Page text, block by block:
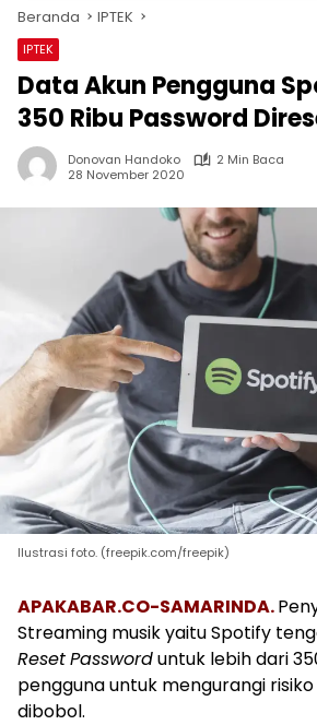
Beranda IPTEK
IPTEK
Data Akun Pengguna
350 Ribu Password
Donovan Handoko
2 Min Baca
28 November 2020
Ilustrasi foto. (freepik.com/freepik)
APAKABAR.CO-SAMARINDA.
Streaming musik yaitu Spotify
ResetPassworduntuk lebih dari
pengguna untuk mengurangi
dibobol.